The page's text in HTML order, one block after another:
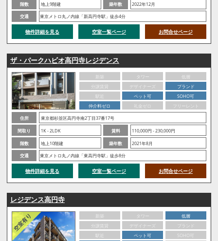
階数
地上9階建 築年数
2022年12月
交通
東京メトロ丸ノ内線「新高円寺駅」徒歩4分
物件詳細を見る 空室一覧ページ お問合せページ
ザ・パークハビオ高円寺レジデンス
新築 タワー
低層
分譲賃貸
デザイナーズ
ブランド
駅近
ペット可
SOHO可
仲介料ゼロ
礼金ゼロ
フリーレント
住所
東京都杉並区高円寺南2丁目37番17号
間取り
1K - 2LDK 賃料
110,000円 - 230,000円
階数
地上10階建 築年数
2021年8月
交通
東京メトロ丸ノ内線「東高円寺駅」徒歩8分
物件詳細を見る 空室一覧ページ お問合せページ
レジデンス高円寺
新築 タワー
低層
分譲賃貸
デザイナーズ
ブランド
駅近
ペット可
SOHO可